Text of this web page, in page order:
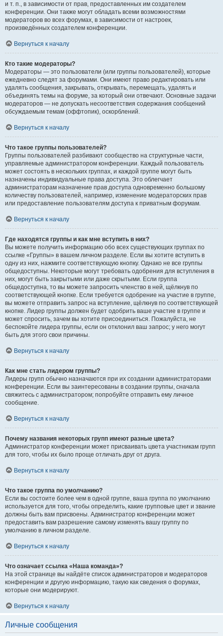
и т. п., в зависимости от прав, предоставленных им создателем
конференции. Они также могут обладать всеми возможностями
модераторов во всех форумах, в зависимости от настроек,
произведённых создателем конференции.
Вернуться к началу
Кто такие модераторы?
Модераторы — это пользователи (или группы пользователей), которые
ежедневно следят за форумами. Они имеют право редактировать или
удалять сообщения, закрывать, открывать, перемещать, удалять и
объединять темы на форуме, за который они отвечают. Основные задачи
модераторов — не допускать несоответствия содержания сообщений
обсуждаемым темам (оффтопик), оскорблений.
Вернуться к началу
Что такое группы пользователей?
Группы пользователей разбивают сообщество на структурные части,
управляемые администратором конференции. Каждый пользователь
может состоять в нескольких группах, и каждой группе могут быть
назначены индивидуальные права доступа. Это облегчает
администраторам назначение прав доступа одновременно большому
количеству пользователей, например, изменение модераторских прав
или предоставление пользователям доступа к приватным форумам.
Вернуться к началу
Где находятся группы и как мне вступить в них?
Вы можете получить информацию обо всех существующих группах по
ссылке «Группы» в вашем личном разделе. Если вы хотите вступить в
одну из них, нажмите соответствующую кнопку. Однако не все группы
общедоступны. Некоторые могут требовать одобрения для вступления в
них, могут быть закрытыми или даже скрытыми. Если группа
общедоступна, то вы можете запросить членство в ней, щёлкнув по
соответствующей кнопке. Если требуется одобрение на участие в группе,
вы можете отправить запрос на вступление, щёлкнув по соответствующей
кнопке. Лидер группы должен будет одобрить ваше участие в группе и
может спросить, зачем вы хотите присоединиться. Пожалуйста, не
беспокойте лидера группы, если он отклонил ваш запрос; у него могут
быть для этого свои причины.
Вернуться к началу
Как мне стать лидером группы?
Лидеры групп обычно назначаются при их создании администраторами
конференции. Если вы заинтересованы в создании группы, сначала
свяжитесь с администратором; попробуйте отправить ему личное
сообщение.
Вернуться к началу
Почему названия некоторых групп имеют разные цвета?
Администратор конференции может присваивать цвета участникам групп
для того, чтобы их было проще отличать друг от друга.
Вернуться к началу
Что такое группа по умолчанию?
Если вы состоите более чем в одной группе, ваша группа по умолчанию
используется для того, чтобы определить, какие групповые цвет и звание
должны быть вам присвоены. Администратор конференции может
предоставить вам разрешение самому изменять вашу группу по
умолчанию в личном разделе.
Вернуться к началу
Что означает ссылка «Наша команда»?
На этой странице вы найдёте список администраторов и модераторов
конференции и другую информацию, такую как сведения о форумах,
которые они модерируют.
Вернуться к началу
Личные сообщения